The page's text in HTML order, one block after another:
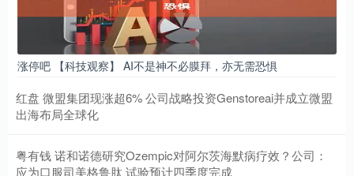
涨停吧 【科技观察】 AI不是神不必膜拜，亦无需恐惧
红盘 微盟集团现涨超6% 公司战略投资Genstoreai并成立微盟
出海布局全球化
粤有钱 诺和诺德研究Ozempic对阿尔茨海默病疗效？公司：
应为口服司美格鲁肽 试验预计四季度完成